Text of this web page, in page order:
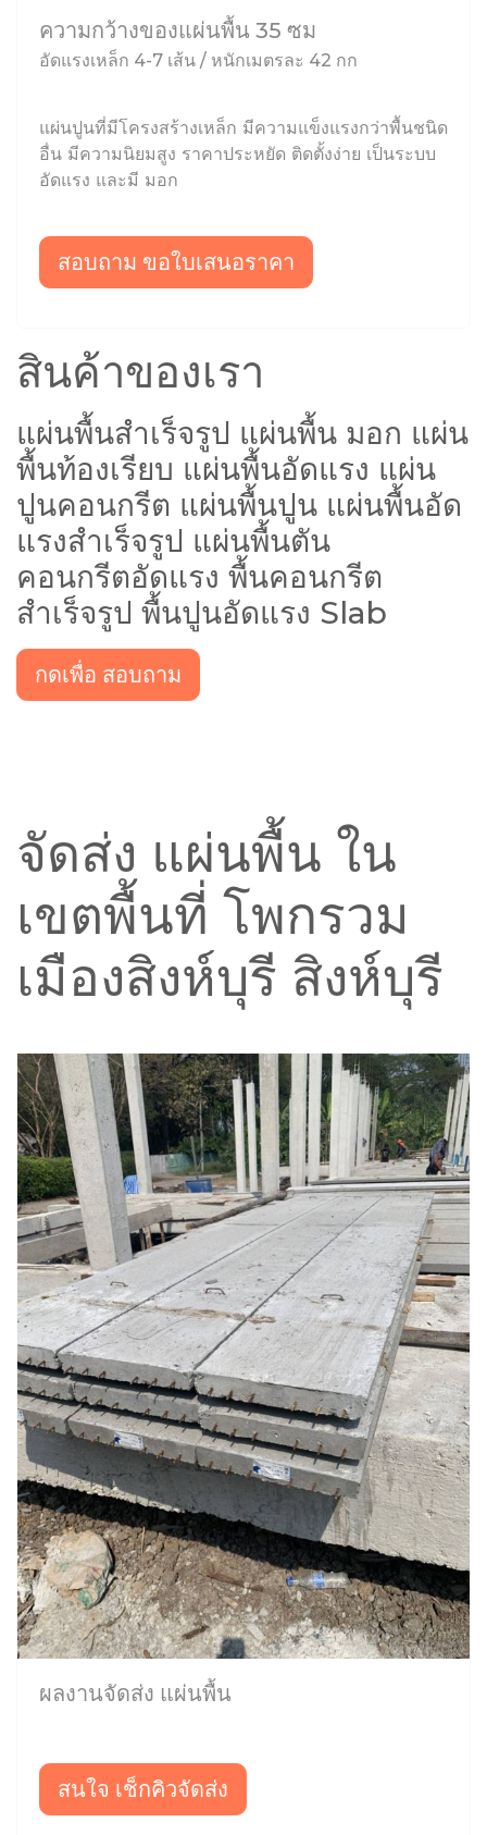
ความกว้างของแผ่นพื้น 35 ซม
อัดแรงเหล็ก 4-7 เส้น / หนักเมตรละ 42 กก
แผ่นปูนที่มีโครงสร้างเหล็ก มีความแข็งแรงกว่าพื้นชนิด
อื่น มีความนิยมสูง ราคาประหยัด ติดตั้งง่าย เป็นระบบ
อัดแรง และมี มอก
สอบถาม ขอใบเสนอราคา
สินค้าของเรา
แผ่นพื้นสำเร็จรูป แผ่นพื้น มอก แผ่น
พื้นท้องเรียบ แผ่นพื้นอัดแรง แผ่น
ปูนคอนกรีต แผ่นพื้นปูน แผ่นพื้นอัด
แรงสำเร็จรูป แผ่นพื้นตัน
คอนกรีตอัดแรง พื้นคอนกรีต
สำเร็จรูป พื้นปูนอัดแรง Slab
กดเพื่อ สอบถาม
จัดส่ง แผ่นพื้น ใน
เขตพื้นที่ โพกรวม
เมืองสิงห์บุรี สิงห์บุรี
ผลงานจัดส่ง แผ่นพื้น
สนใจ เช็กคิวจัดส่ง